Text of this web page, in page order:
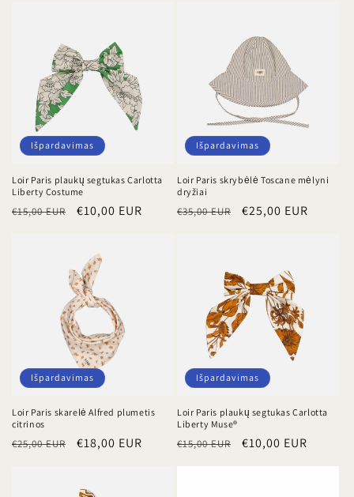
Išpardavimas
Loir Paris plaukų segtukas Carlotta
Liberty Costume
Įprasta
€15,00 EUR
Išpardavimo
€10,00 EUR
Išpardavimas
Loir Paris skrybėlė Toscane mėlyni
dryžiai
Įprasta
€35,00 EUR
Išpardavimo
€25,00 EUR
Išpardavimas
Loir Paris skarelė Alfred plumetis
citrinos
Įprasta
€25,00 EUR
Išpardavimo
€18,00 EUR
Išpardavimas
Loir Paris plaukų segtukas Carlotta
Liberty Muse®
Įprasta
€15,00 EUR
Išpardavimo
€10,00 EUR